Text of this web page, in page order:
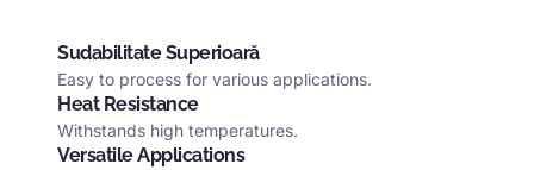
Sudabilitate Superioară
Easy to process for various applications.
Heat Resistance
Withstands high temperatures.
Versatile Applications